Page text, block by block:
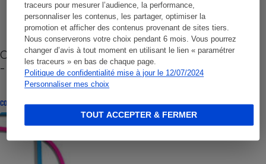
traceurs pour mesurer l’audience, la performance,
personnaliser les contenus, les partager, optimiser la
promotion et afficher des contenus provenant de sites tiers.
Nous conserverons votre choix pendant 6 mois. Vous pourrez
changer d’avis à tout moment en utilisant le lien « paramétrer
les traceurs » en bas de chaque page.
Politique de confidentialité mise à jour le 12/07/2024
Personnaliser mes choix
TOUT ACCEPTER & FERMER
Cafetière à capsules zéro déchet CoffeeB (vidéo)
- Premières impressions
CONSEILS